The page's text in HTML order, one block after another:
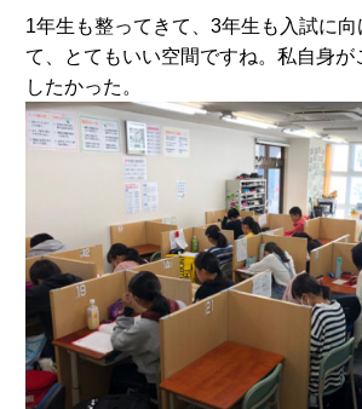
1年生も整ってきて、3年生も入試に向
て、とてもいい空間ですね。私自身が
したかった。